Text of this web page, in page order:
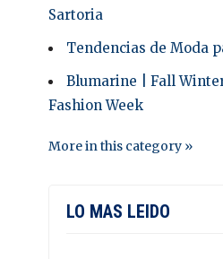
Sartoria
Tendencias de Moda
Blumarine | Fall
Fashion Week
More in this category »
LO MAS LEIDO